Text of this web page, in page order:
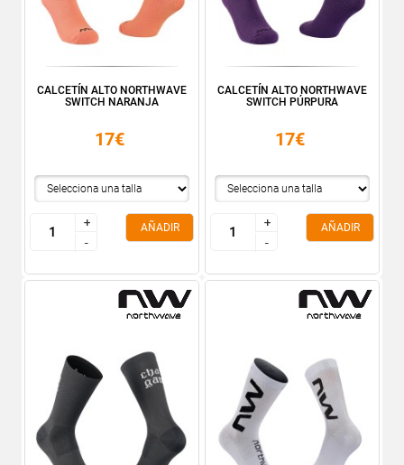
CALCETÍN ALTO NORTHWAVE
SWITCH NARANJA
17€
+
-
+
-
AÑADIR
CALCETÍN ALTO NORTHWAVE
SWITCH PÚRPURA
17€
+
-
+
-
AÑADIR